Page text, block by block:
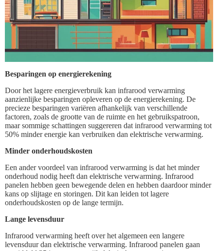
Besparingen op energierekening
Door het lagere energieverbruik kan infrarood verwarming
aanzienlijke besparingen opleveren op de energierekening. De
precieze besparingen variëren afhankelijk van verschillende
factoren, zoals de grootte van de ruimte en het gebruikspatroon,
maar sommige schattingen suggereren dat infrarood verwarming tot
50% minder energie kan verbruiken dan elektrische verwarming.
Minder onderhoudskosten
Een ander voordeel van infrarood verwarming is dat het minder
onderhoud nodig heeft dan elektrische verwarming. Infrarood
panelen hebben geen bewegende delen en hebben daardoor minder
kans op slijtage en storingen. Dit kan leiden tot lagere
onderhoudskosten op de lange termijn.
Lange levensduur
Infrarood verwarming heeft over het algemeen een langere
levensduur dan elektrische verwarming. Infrarood panelen gaan